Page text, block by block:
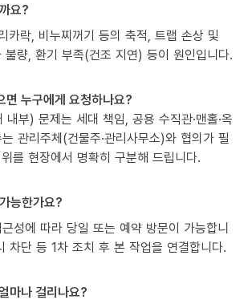
요?
카락, 비누찌꺼기 등의 축적, 트랩 손상 및
불량, 환기 부족(건조 지연) 등이 원인입니다.
면 누구에게 요청하나요?
부) 문제는 세대 책임, 공용 수직관·맨홀·옥
관리주체(건물주·관리사무소)와 협의가 필
를 현장에서 명확히 구분해 드립니다.
능한가요?
성에 따라 당일 또는 예약 방문이 가능합니
차단 등 1차 조치 후 본 작업을 연결합니다.
마나 걸리나요?